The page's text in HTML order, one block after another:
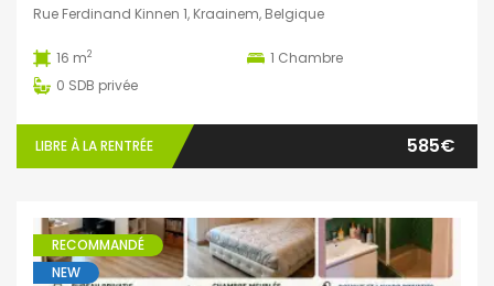
Rue Ferdinand Kinnen 1, Kraainem, Belgique
16 m2 1 Chambre
0 SDB privée
LIBRE À LA RENTRÉE 585€
RECOMMANDÉ
NEW